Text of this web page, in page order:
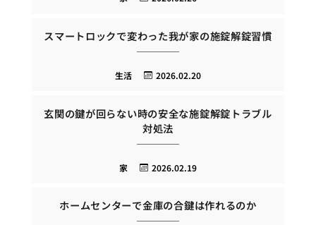
スマートロックで変わった我が家の施錠解錠習慣
2026.02.20
生活
玄関の鍵が回らない時の安全な施錠解錠トラブル
対処法
2026.02.19
家
ホームセンターで金庫の合鍵は作れるのか